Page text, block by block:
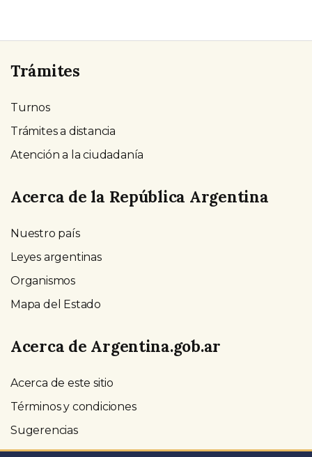
Trámites
Turnos
Trámites a distancia
Atención a la ciudadanía
Acerca de la República Argentina
Nuestro país
Leyes argentinas
Organismos
Mapa del Estado
Acerca de Argentina.gob.ar
Acerca de este sitio
Términos y condiciones
Sugerencias